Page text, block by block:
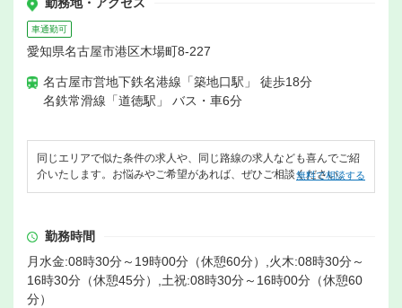
勤務地・アクセス
車通勤可
愛知県名古屋市港区木場町8-227
名古屋市営地下鉄名港線「築地口駅」 徒歩18分
名鉄常滑線「道徳駅」 バス・車6分
同じエリアで似た条件の求人や、同じ路線の求人なども喜んでご紹
介いたします。お悩みやご希望があれば、ぜひご相談ください。
無料で相談する
勤務時間
月水金:08時30分～19時00分（休憩60分）,火木:08時30分～
16時30分（休憩45分）,土祝:08時30分～16時00分（休憩60
分）